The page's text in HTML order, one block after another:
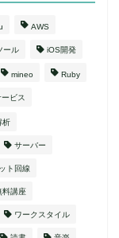
AWS
ール iOS開発
mineo Ruby
ビス
析
サーバー
ト回線
料講座
ワークスタイル